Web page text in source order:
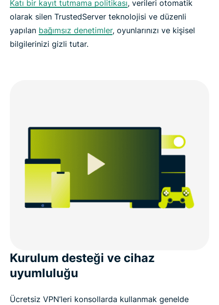
Katı bir kayıt tutmama politikası, verileri otomatik
olarak silen TrustedServer teknolojisi ve düzenli
yapılan bağımsız denetimler, oyunlarınızı ve kişisel
bilgilerinizi gizli tutar.
Kurulum desteği ve cihaz
uyumluluğu
Ücretsiz VPN’leri konsollarda kullanmak genelde